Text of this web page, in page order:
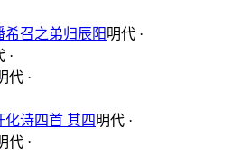
希召之弟归辰阳明代 ·
·
代 ·
化诗四首 其四明代 ·
代 ·